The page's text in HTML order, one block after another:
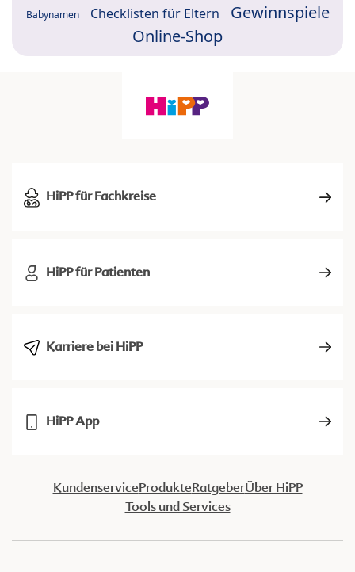
Babynamen Checklisten für Eltern
Gewinnspiele
Online-Shop
HiPP für Fachkreise
HiPP für Patienten
Karriere bei HiPP
HiPP App
KundenserviceProdukteRatgeberÜber HiPP
Tools und Services